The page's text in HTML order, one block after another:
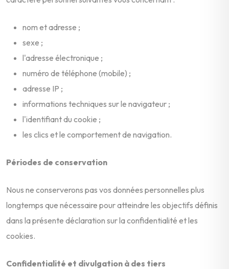
nom et adresse ;
sexe ;
l'adresse électronique ;
numéro de téléphone (mobile) ;
adresse IP ;
informations techniques sur le navigateur ;
l'identifiant du cookie ;
les clics et le comportement de navigation.
Périodes de conservation
Nous ne conserverons pas vos données personnelles plus
longtemps que nécessaire pour atteindre les objectifs définis
dans la présente déclaration sur la confidentialité et les
cookies.
Confidentialité et divulgation à des tiers